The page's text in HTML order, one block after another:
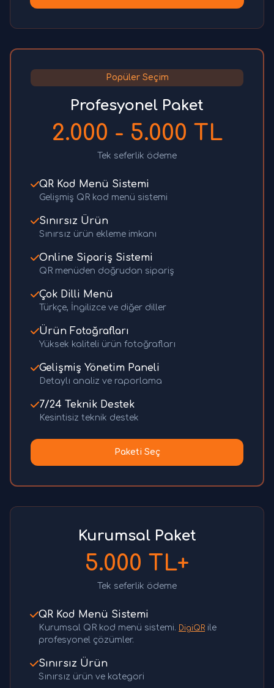
Popüler Seçim
Profesyonel Paket
2.000 - 5.000 TL
Tek seferlik ödeme
QR Kod Menü Sistemi
Gelişmiş QR kod menü sistemi
Sınırsız Ürün
Sınırsız ürün ekleme imkanı
Online Sipariş Sistemi
QR menüden doğrudan sipariş
Çok Dilli Menü
Türkçe, İngilizce ve diğer diller
Ürün Fotoğrafları
Yüksek kaliteli ürün fotoğrafları
Gelişmiş Yönetim Paneli
Detaylı analiz ve raporlama
7/24 Teknik Destek
Kesintisiz teknik destek
Paketi Seç
Kurumsal Paket
5.000 TL+
Tek seferlik ödeme
QR Kod Menü Sistemi
Kurumsal QR kod menü sistemi. DigiQR ile
profesyonel çözümler.
Sınırsız Ürün
Sınırsız ürün ve kategori